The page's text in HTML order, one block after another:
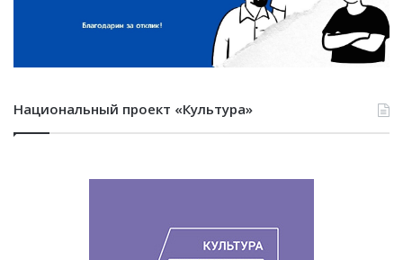
Национальный проект «Культура»